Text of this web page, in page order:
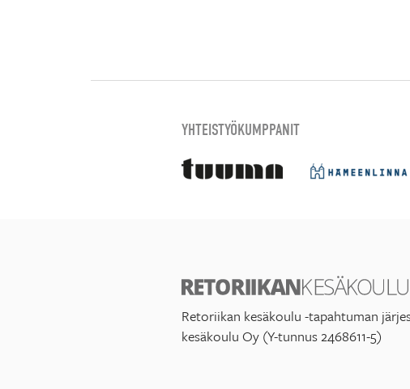
YHTEISTYÖKUMPPANIT
Retoriikan kesäkoulu -tapahtuman
kesäkoulu Oy (Y-tunnus 2468611-5)